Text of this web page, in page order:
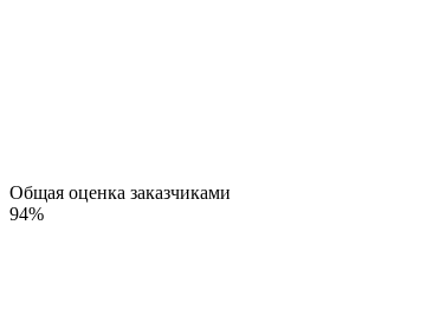
Общая оценка заказчиками
94%